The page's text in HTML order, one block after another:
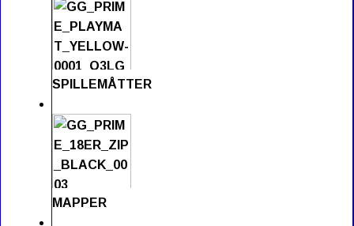
SPILLEMÅTTER
MAPPER